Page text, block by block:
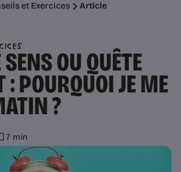
et Exercices Article
OU QUÊTE
POURQUOI JE ME
?
7 min